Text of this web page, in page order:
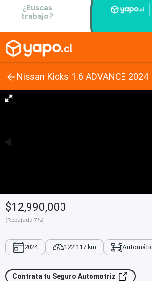
Nissan Kicks 1.6 ADVANCE 2024
$12,990,000
(Rebajado 7%)
2024 122'117 km
Contrata tu Seguro Automotriz